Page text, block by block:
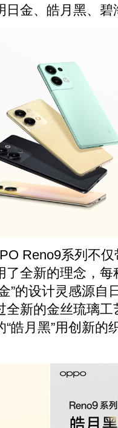
金、皓月黑、碧
Reno9系列不仅
了全新的理念，
”的设计灵感源自
全新的金丝琉璃
皓月黑”用创新的